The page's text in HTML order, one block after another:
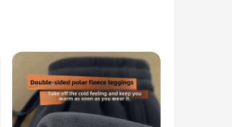
faux fleece material
ultimate blend of comfort and